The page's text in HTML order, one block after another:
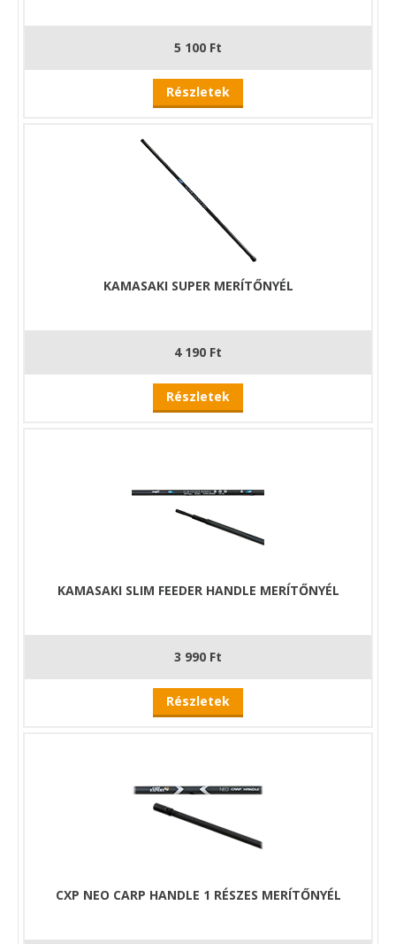
5 100 Ft
Részletek
KAMASAKI SUPER MERÍTŐNYÉL
4 190 Ft
Részletek
KAMASAKI SLIM FEEDER HANDLE MERÍTŐNYÉL
3 990 Ft
Részletek
CXP NEO CARP HANDLE 1 RÉSZES MERÍTŐNYÉL